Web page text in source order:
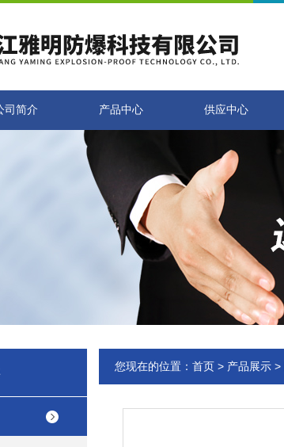
司简介 产品中心 供应中心
您现在的位置： 首页 > 产品展示 >